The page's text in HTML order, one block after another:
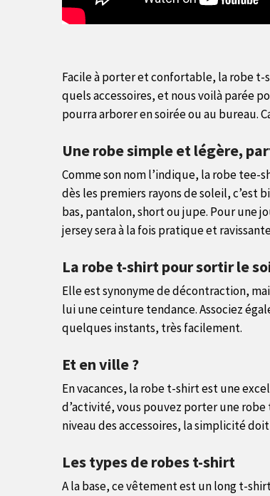
Facile à porter et confortable, la robe t-
quels accessoires, et nous voilà parée
pourra arborer en soirée ou au bureau.
Une robe simple et légère,
Comme son nom l’indique, la robe
dès les premiers rayons de soleil, c’est
bas, pantalon, short ou jupe. Pour une
jersey sera à la fois pratique et
La robe t-shirt pour sortir le
Elle est synonyme de décontraction,
lui une ceinture tendance. Associez
quelques instants, très facilement.
Et en ville ?
En vacances, la robe t-shirt est une
d’activité, vous pouvez porter une
niveau des accessoires, la simplicité
Les types de robes t-shirt
A la base, ce vêtement est un long t-